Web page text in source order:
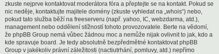
zkuste nejprve kontaktovat moderátora fóra a přeptejte se na kontakt. Pokud se
nic neděje, kontaktujte majitele domény (zkuste vyhledat na „whois“) nebo,
pokud tato služba běží na freeserveru (např. yahoo, IC, webzdarma, atd.),
management nebo oddělení stížností tohoto provozovatele. Berte na vědomí,
že phpBB Group nemá vůbec žádnou moc a nemůže nijak ovlivnit to jak, kdo a
kde spravuje board. Je tedy absolutně bezpředmětné kontaktovat phpBB
Group v jakékoliv právní záležitosti (nactiutrhání, pomluvy, atd.) nepřímo